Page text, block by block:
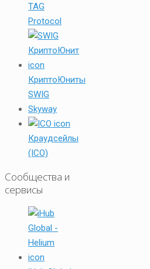
TAG
Protocol
КриптоЮниты
SWIG
Skyway
Краудсейлы
(ICO)
Сообщества и
сервисы